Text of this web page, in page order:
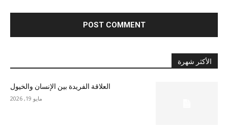
الأكثر شهرة
العلاقة الفريدة بين الإنسان والخيول
مايو 19, 2026